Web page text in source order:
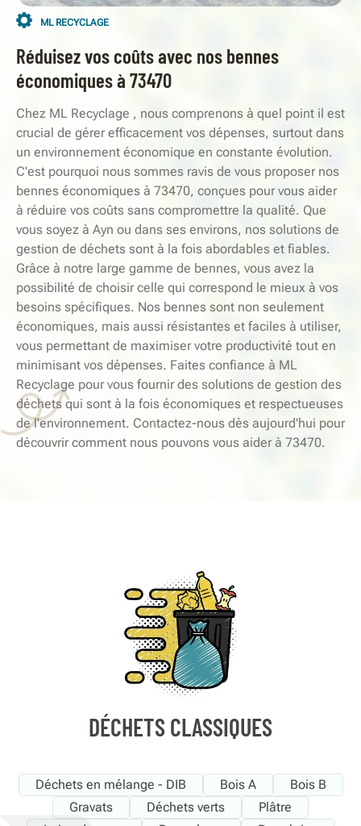
ML RECYCLAGE
Réduisez vos coûts avec nos bennes
économiques à 73470
Chez ML Recyclage , nous comprenons à quel point il est
crucial de gérer efficacement vos dépenses, surtout dans
un environnement économique en constante évolution.
C'est pourquoi nous sommes ravis de vous proposer nos
bennes économiques à 73470, conçues pour vous aider
à réduire vos coûts sans compromettre la qualité. Que
vous soyez à Ayn ou dans ses environs, nos solutions de
gestion de déchets sont à la fois abordables et fiables.
Grâce à notre large gamme de bennes, vous avez la
possibilité de choisir celle qui correspond le mieux à vos
besoins spécifiques. Nos bennes sont non seulement
économiques, mais aussi résistantes et faciles à utiliser,
vous permettant de maximiser votre productivité tout en
minimisant vos dépenses. Faites confiance à ML
Recyclage pour vous fournir des solutions de gestion des
déchets qui sont à la fois économiques et respectueuses
de l'environnement. Contactez-nous dès aujourd'hui pour
découvrir comment nous pouvons vous aider à 73470.
DÉCHETS CLASSIQUES
Déchets en mélange - DIB Bois A
Bois B
Gravats
Déchets verts
Plâtre